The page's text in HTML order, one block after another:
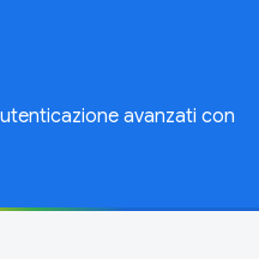
avanzati con